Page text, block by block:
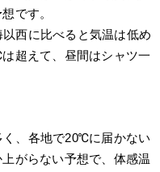
です。
西に比べると気温は低め
超えて、昼間はシャツ一
、各地で20℃に届かない
がらない予想で、体感温